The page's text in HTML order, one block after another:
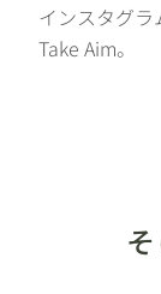
インスタグラ
Take Aim。